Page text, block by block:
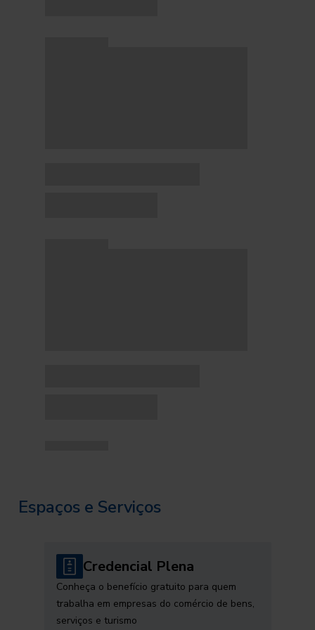
Espaços e Serviços
Credencial Plena
Conheça o benefício gratuito para quem
trabalha em empresas do comércio de bens,
serviços e turismo